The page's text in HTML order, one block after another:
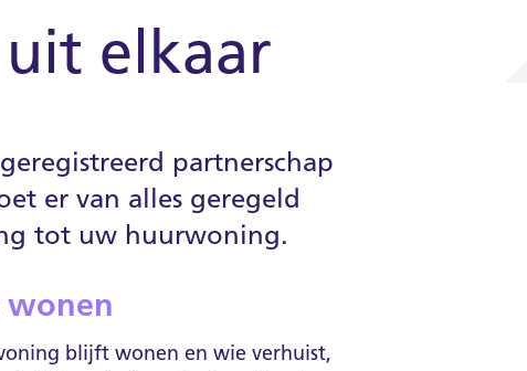
elkaar
partnerschap
er van alles geregeld
tot uw huurwoning.
blijft wonen en wie verhuist,